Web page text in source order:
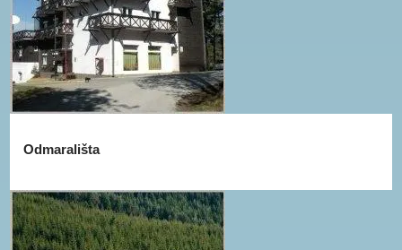
Odmarališta